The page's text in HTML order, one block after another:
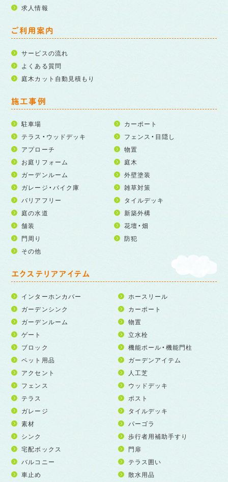
求人情報
ご利用案内
サービスの流れ
よくある質問
庭木カット自動見積もり
施工事例
駐車場
カーポート
テラス・ウッドデッキ
フェンス・目隠し
アプローチ
物置
お庭リフォーム
庭木
ガーデンルーム
外壁塗装
ガレージ・バイク庫
雑草対策
バリアフリー
タイルデッキ
庭の水道
新築外構
舗装
花壇・畑
門周り
防犯
その他
エクステリアアイテム
インターホンカバー
ホースリール
ガーデンシンク
カーポート
ガーデンルーム
物置
ゲート
立水栓
ブロック
機能ポール・機能門柱
ペット用品
ガーデンアイテム
アクセント
人工芝
フェンス
ウッドデッキ
テラス
ポスト
ガレージ
タイルデッキ
素材
パーゴラ
シンク
歩行者用補助手すり
宅配ボックス
門扉
バルコニー
テラス囲い
車止め
散水用品